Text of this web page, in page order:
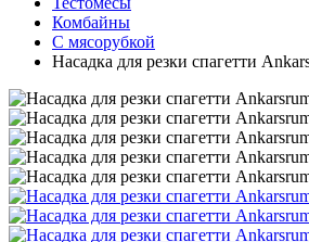
Комбайны
С мясорубкой
Насадка для резки спагетти